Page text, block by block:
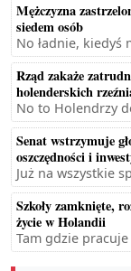
Mężczyzna
siedem osób
No ładnie,
Rząd zakaże
holenderskich
No to Holendrzy
Senat wstrzymuje
oszczędności i
Już na wszystkie
Szkoły zamknięte,
życie w Holandii
Tam gdzie